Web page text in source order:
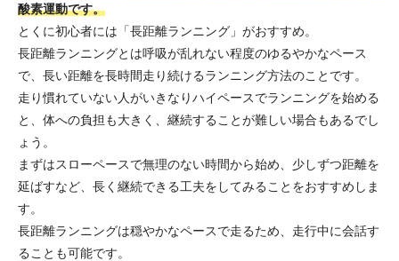
酸素運動です。
とくに初心者には「長距離ランニング」がおすすめ。
長距離ランニングとは呼吸が乱れない程度のゆるやかなペース
で、長い距離を長時間走り続けるランニング方法のことです。
走り慣れていない人がいきなりハイペースでランニングを始める
と、体への負担も大きく、継続することが難しい場合もあるでし
ょう。
まずはスローペースで無理のない時間から始め、少しずつ距離を
延ばすなど、長く継続できる工夫をしてみることをおすすめしま
す。
長距離ランニングは穏やかなペースで走るため、走行中に会話す
ることも可能です。